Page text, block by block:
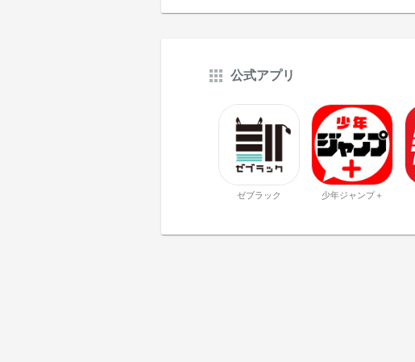
公式アプリ
ゼブラック 少年ジャンプ＋